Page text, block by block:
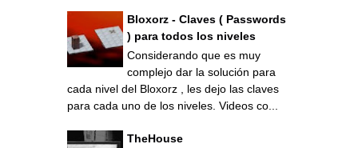
Bloxorz - Claves ( Passwords
) para todos los niveles
Considerando que es muy
complejo dar la solución para
cada nivel del Bloxorz , les dejo las claves
para cada uno de los niveles. Videos co...
TheHouse